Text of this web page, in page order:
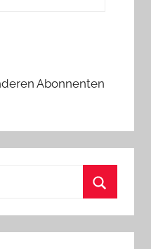
Abonnenten